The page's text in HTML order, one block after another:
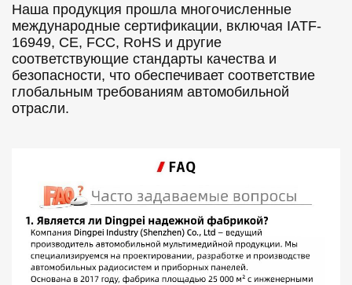
Наша продукция прошла многочисленные
международные сертификации, включая IATF-
16949, CE, FCC, RoHS и другие
соответствующие стандарты качества и
безопасности, что обеспечивает соответствие
глобальным требованиям автомобильной
отрасли.